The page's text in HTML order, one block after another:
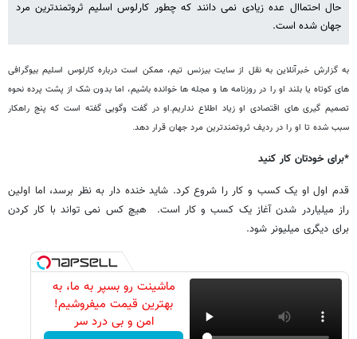
حال احتماال عده زیادی نمی دانند که چطور کارلوس اسلیم ثروتمندترین مرد
جهان شده است.
به گزارش خبرآنلاین به نقل از سایت بیزنس تیم، ممکن است درباره کارلوس اسلیم بیوگرافی
های کوتاه یا بلند او را در روزنامه ها و مجله ها خوانده باشیم، اما بدون شک از پشت پرده نحوه
تصمیم گیری های اقتصادی او زیاد اطلاع نداریم.او در گفت وگویی گفته است که پنج راهکار
سبب شده تا او را در ردیف ثروتمندترین مرد جهان قرار دهد.
*برای خودتان کار کنید
قدم اول او یک کسب و کار را شروع کرد. شاید خنده دار به نظر برسد، اما اولین
راز میلیاردر شدن آغاز یک کسب و کار است. هیچ کس نمی تواند با کار کردن
برای دیگری میلیونر شود.
ماشینت رو بسپر به ما، به
بهترین قیمت میفروشیم!
امن و بی درد سر